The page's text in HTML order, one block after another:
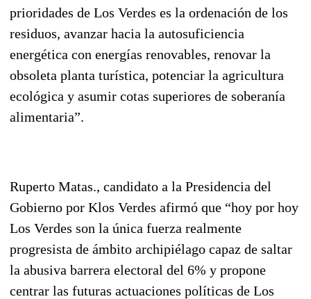
prioridades de Los Verdes es la ordenación de los
residuos, avanzar hacia la autosuficiencia
energética con energías renovables, renovar la
obsoleta planta turística, potenciar la agricultura
ecológica y asumir cotas superiores de soberanía
alimentaria”.
Ruperto Matas., candidato a la Presidencia del
Gobierno por Klos Verdes afirmó que “hoy por hoy
Los Verdes son la única fuerza realmente
progresista de ámbito archipiélago capaz de saltar
la abusiva barrera electoral del 6% y propone
centrar las futuras actuaciones políticas de Los